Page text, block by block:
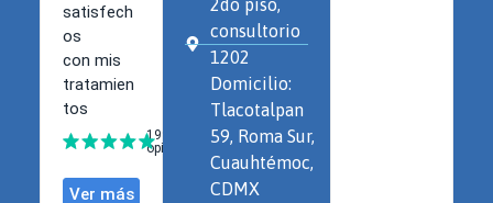
2do piso,
consultorio
1202
Domicilio:
Tlacotalpan
59, Roma Sur,
Cuauhtémoc,
CDMX